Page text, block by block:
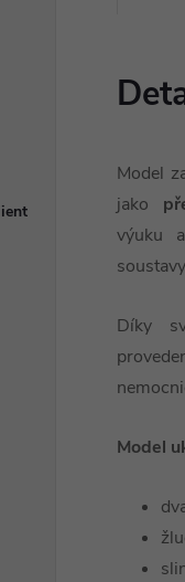
Model
jako
výuku
Díky
Model